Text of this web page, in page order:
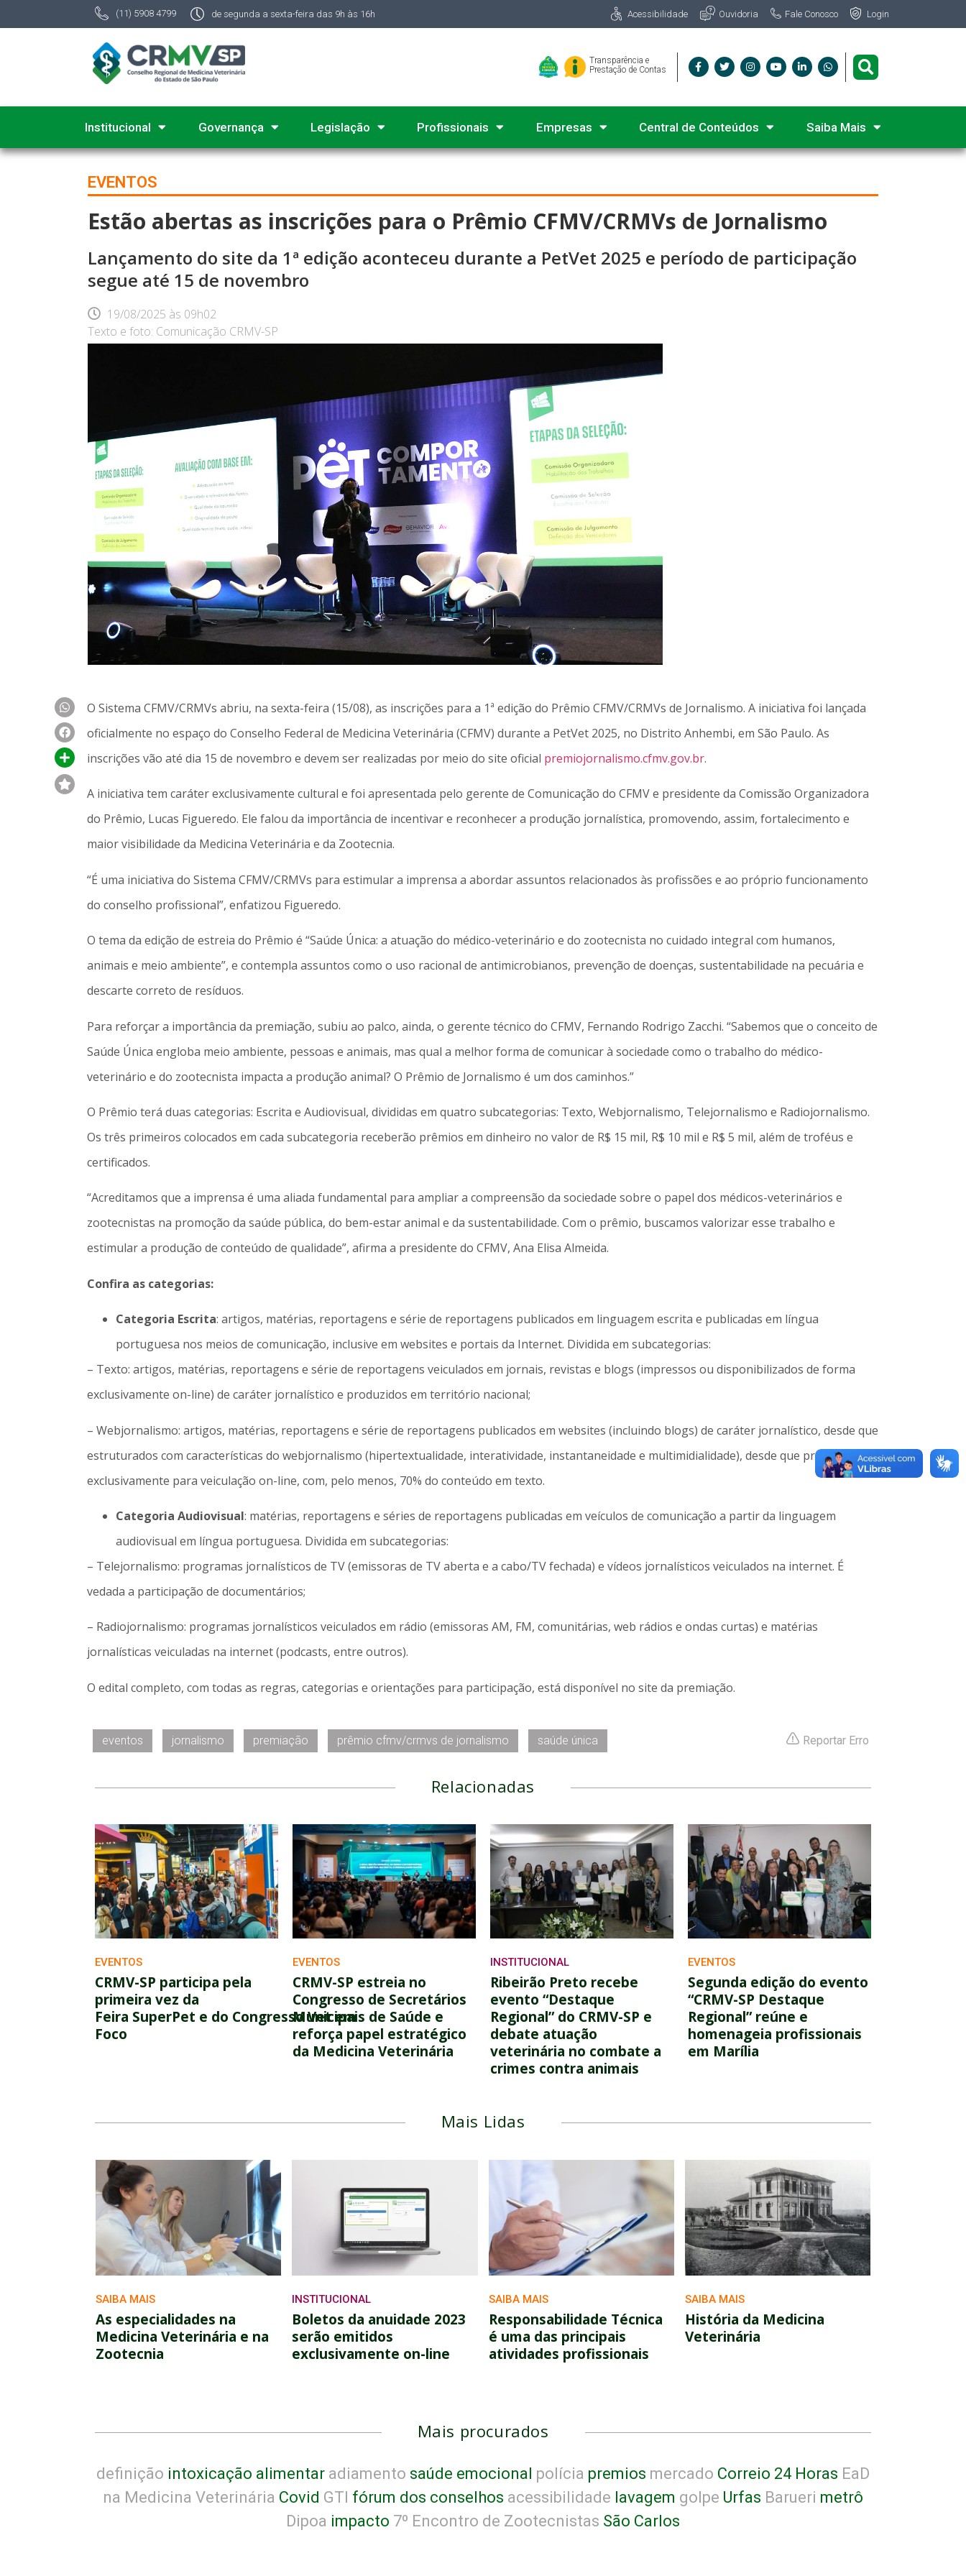
(11) 5908 4799 de segunda a sexta-feira das 9h às 16h Acessibilidade Ouvidoria Fale Conosco Login
Transparência e
Prestação de Contas
Institucional Governança Legislação Profissionais Empresas Central de Conteúdos Saiba Mais
EVENTOS
Estão abertas as inscrições para o Prêmio CFMV/CRMVs de Jornalismo
Lançamento do site da 1ª edição aconteceu durante a PetVet 2025 e período de participação
segue até 15 de novembro
19/08/2025 às 09h02
Texto e foto: Comunicação CRMV-SP
O Sistema CFMV/CRMVs abriu, na sexta-feira (15/08), as inscrições para a 1ª edição do Prêmio CFMV/CRMVs de Jornalismo. A iniciativa foi lançada
oficialmente no espaço do Conselho Federal de Medicina Veterinária (CFMV) durante a PetVet 2025, no Distrito Anhembi, em São Paulo. As
inscrições vão até dia 15 de novembro e devem ser realizadas por meio do site oficial premiojornalismo.cfmv.gov.br.
A iniciativa tem caráter exclusivamente cultural e foi apresentada pelo gerente de Comunicação do CFMV e presidente da Comissão Organizadora
do Prêmio, Lucas Figueredo. Ele falou da importância de incentivar e reconhecer a produção jornalística, promovendo, assim, fortalecimento e
maior visibilidade da Medicina Veterinária e da Zootecnia.
“É uma iniciativa do Sistema CFMV/CRMVs para estimular a imprensa a abordar assuntos relacionados às profissões e ao próprio funcionamento
do conselho profissional”, enfatizou Figueredo.
O tema da edição de estreia do Prêmio é “Saúde Única: a atuação do médico-veterinário e do zootecnista no cuidado integral com humanos,
animais e meio ambiente”, e contempla assuntos como o uso racional de antimicrobianos, prevenção de doenças, sustentabilidade na pecuária e
descarte correto de resíduos.
Para reforçar a importância da premiação, subiu ao palco, ainda, o gerente técnico do CFMV, Fernando Rodrigo Zacchi. “Sabemos que o conceito de
Saúde Única engloba meio ambiente, pessoas e animais, mas qual a melhor forma de comunicar à sociedade como o trabalho do médico-
veterinário e do zootecnista impacta a produção animal? O Prêmio de Jornalismo é um dos caminhos.”
O Prêmio terá duas categorias: Escrita e Audiovisual, divididas em quatro subcategorias: Texto, Webjornalismo, Telejornalismo e Radiojornalismo.
Os três primeiros colocados em cada subcategoria receberão prêmios em dinheiro no valor de R$ 15 mil, R$ 10 mil e R$ 5 mil, além de troféus e
certificados.
“Acreditamos que a imprensa é uma aliada fundamental para ampliar a compreensão da sociedade sobre o papel dos médicos-veterinários e
zootecnistas na promoção da saúde pública, do bem-estar animal e da sustentabilidade. Com o prêmio, buscamos valorizar esse trabalho e
estimular a produção de conteúdo de qualidade”, afirma a presidente do CFMV, Ana Elisa Almeida.
Confira as categorias:
Categoria Escrita: artigos, matérias, reportagens e série de reportagens publicados em linguagem escrita e publicadas em língua
portuguesa nos meios de comunicação, inclusive em websites e portais da Internet. Dividida em subcategorias:
– Texto: artigos, matérias, reportagens e série de reportagens veiculados em jornais, revistas e blogs (impressos ou disponibilizados de forma
exclusivamente on-line) de caráter jornalístico e produzidos em território nacional;
– Webjornalismo: artigos, matérias, reportagens e série de reportagens publicados em websites (incluindo blogs) de caráter jornalístico, desde que
estruturados com características do webjornalismo (hipertextualidade, interatividade, instantaneidade e multimidialidade), desde que produzidos
exclusivamente para veiculação on-line, com, pelo menos, 70% do conteúdo em texto.
Categoria Audiovisual: matérias, reportagens e séries de reportagens publicadas em veículos de comunicação a partir da linguagem
audiovisual em língua portuguesa. Dividida em subcategorias:
– Telejornalismo: programas jornalísticos de TV (emissoras de TV aberta e a cabo/TV fechada) e vídeos jornalísticos veiculados na internet. É
vedada a participação de documentários;
– Radiojornalismo: programas jornalísticos veiculados em rádio (emissoras AM, FM, comunitárias, web rádios e ondas curtas) e matérias
jornalísticas veiculadas na internet (podcasts, entre outros).
O edital completo, com todas as regras, categorias e orientações para participação, está disponível no site da premiação.
eventos jornalismo premiação prêmio cfmv/crmvs de jornalismo saúde única Reportar Erro
Relacionadas
EVENTOS
CRMV-SP participa pela
primeira vez da
Feira SuperPet e do Congresso Vet em
Foco
EVENTOS
CRMV-SP estreia no
Congresso de Secretários
Municipais de Saúde e
reforça papel estratégico
da Medicina Veterinária
INSTITUCIONAL
Ribeirão Preto recebe
evento “Destaque
Regional” do CRMV-SP e
debate atuação
veterinária no combate a
crimes contra animais
EVENTOS
Segunda edição do evento
“CRMV-SP Destaque
Regional” reúne e
homenageia profissionais
em Marília
Mais Lidas
SAIBA MAIS
As especialidades na
Medicina Veterinária e na
Zootecnia
INSTITUCIONAL
Boletos da anuidade 2023
serão emitidos
exclusivamente on-line
SAIBA MAIS
Responsabilidade Técnica
é uma das principais
atividades profissionais
SAIBA MAIS
História da Medicina
Veterinária
Mais procurados
definição intoxicação alimentar adiamento saúde emocional polícia premios mercado Correio 24 Horas EaD
na Medicina Veterinária Covid GTI fórum dos conselhos acessibilidade lavagem golpe Urfas Barueri metrô
Dipoa impacto 7º Encontro de Zootecnistas São Carlos